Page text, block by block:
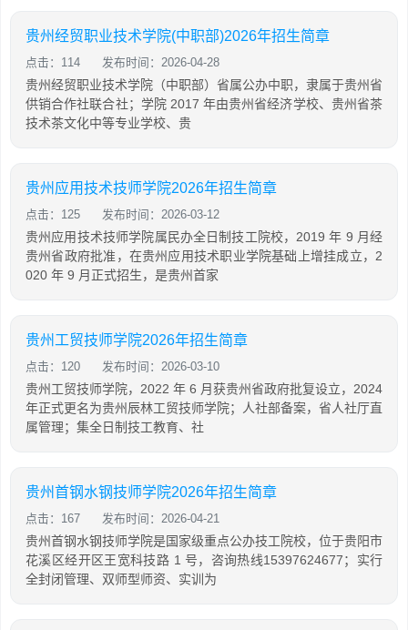
贵州经贸职业技术学院(中职部)2026年招生简章
点击：114 发布时间：2026-04-28
贵州经贸职业技术学院（中职部）省属公办中职，隶属于贵州省
供销合作社联合社；学院 2017 年由贵州省经济学校、贵州省茶
技术茶文化中等专业学校、贵
贵州应用技术技师学院2026年招生简章
点击：125 发布时间：2026-03-12
贵州应用技术技师学院属民办全日制技工院校，2019 年 9 月经
贵州省政府批准，在贵州应用技术职业学院基础上增挂成立，2
020 年 9 月正式招生，是贵州首家
贵州工贸技师学院2026年招生简章
点击：120 发布时间：2026-03-10
贵州工贸技师学院，2022 年 6 月获贵州省政府批复设立，2024
年正式更名为贵州辰林工贸技师学院；人社部备案，省人社厅直
属管理；集全日制技工教育、社
贵州首钢水钢技师学院2026年招生简章
点击：167 发布时间：2026-04-21
贵州首钢水钢技师学院是国家级重点公办技工院校，位于贵阳市
花溪区经开区王宽科技路 1 号，咨询热线15397624677；实行
全封闭管理、双师型师资、实训为